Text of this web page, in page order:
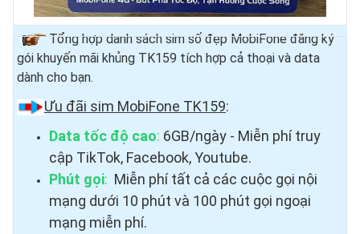
Tổng hợp danh sách sim số đẹp MobiFone đăng ký
gói khuyến mãi khủng TK159 tích hợp cả thoại và data
dành cho bạn.
Ưu đãi sim MobiFone TK159:
Data tốc độ cao: 6GB/ngày - Miễn phí truy
cập TikTok, Facebook, Youtube.
Phút gọi: Miễn phí tất cả các cuộc gọi nội
mạng dưới 10 phút và 100 phút gọi ngoại
mạng miễn phí.